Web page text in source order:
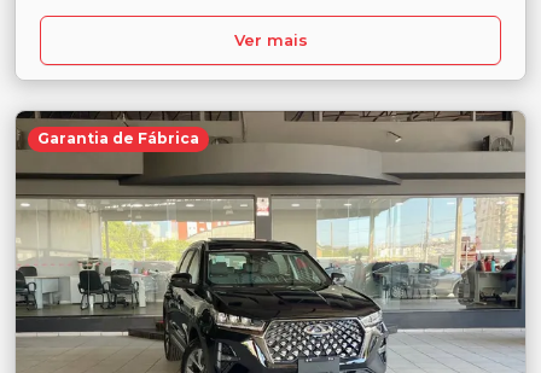
Ver mais
Garantia de Fábrica